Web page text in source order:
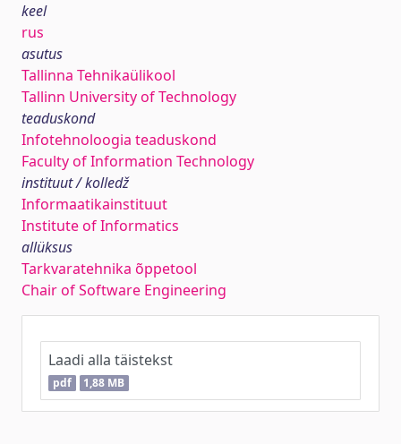
keel
rus
asutus
Tallinna Tehnikaülikool
Tallinn University of Technology
teaduskond
Infotehnoloogia teaduskond
Faculty of Information Technology
instituut / kolledž
Informaatikainstituut
Institute of Informatics
allüksus
Tarkvaratehnika õppetool
Chair of Software Engineering
Laadi alla täistekst
pdf 1,88 MB